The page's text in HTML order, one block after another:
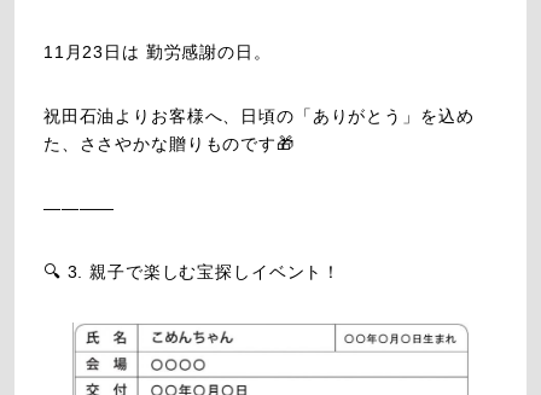
11月23日は 勤労感謝の日。
祝田石油よりお客様へ、日頃の「ありがとう」を込め
た、ささやかな贈りものです🎁
――――
🔍 3. 親子で楽しむ宝探しイベント！